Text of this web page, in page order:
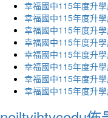
幸福國中115年度升
幸福國中115年度升
幸福國中115年度升
幸福國中115年度升
幸福國中115年度升
幸福國中115年度升
幸福國中115年度升
幸福國中115年度升